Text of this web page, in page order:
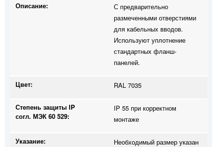
Описание:
С предварительно
размеченными отверстиями
для кабельных вводов.
Используют уплотнение
стандартных фланш-
панелей.
Цвет: RAL 7035
Степень защиты IP
согл. МЭК 60 529:
IP 55 при корректном
монтаже
Указание:
Необходимый размер указан